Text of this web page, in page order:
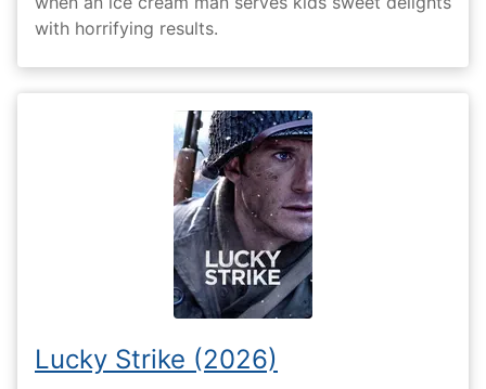
with horrifying results.
Lucky Strike (2026)